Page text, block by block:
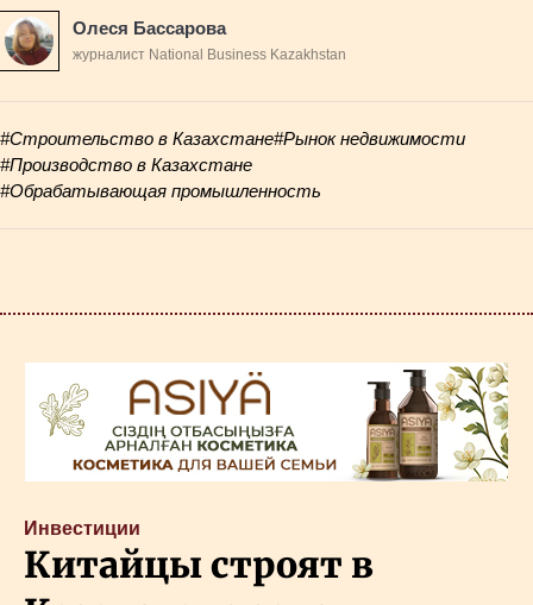
Олеся Бассарова
журналист National Business Kazakhstan
#Строительство в Казахстане#Рынок недвижимости
#Производство в Казахстане
#Обрабатывающая промышленность
Инвестиции
Китайцы строят в